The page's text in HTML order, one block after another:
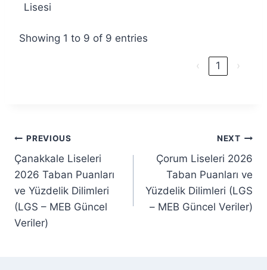
Lisesi
Showing 1 to 9 of 9 entries
‹ 1 ›
Post
navigation
PREVIOUS
Çanakkale Liseleri
2026 Taban Puanları
ve Yüzdelik Dilimleri
(LGS – MEB Güncel
Veriler)
NEXT
Çorum Liseleri 2026
Taban Puanları ve
Yüzdelik Dilimleri (LGS
– MEB Güncel Veriler)